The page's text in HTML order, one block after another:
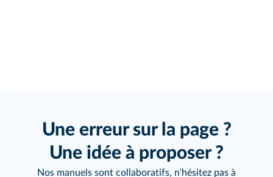
Une erreur sur la page ?
Une idée à proposer ?
Nos manuels sont collaboratifs, n'hésitez pas à